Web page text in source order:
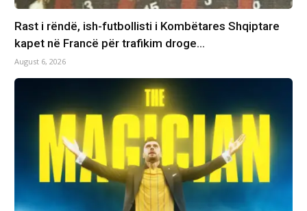
Rast i rëndë, ish-futbollisti i Kombëtares Shqiptare
kapet në Francë për trafikim droge…
August 6, 2026